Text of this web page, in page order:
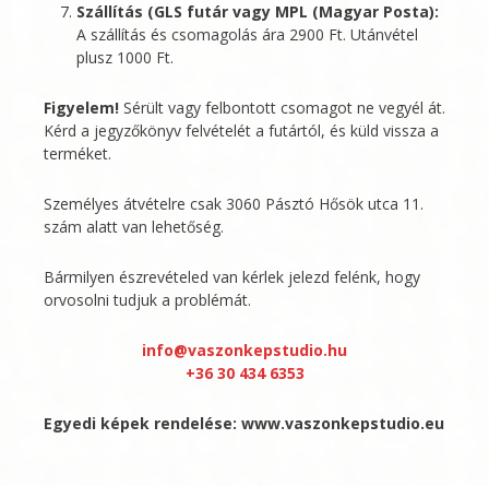
Szállítás (GLS futár vagy MPL (Magyar Posta):
A szállítás és csomagolás ára 2900 Ft. Utánvétel
plusz 1000 Ft.
Figyelem! Sérült vagy felbontott csomagot ne vegyél át.
Kérd a jegyzőkönyv felvételét a futártól, és küld vissza a
terméket.
Személyes átvételre csak 3060 Pásztó Hősök utca 11.
szám alatt van lehetőség.
Bármilyen észrevételed van kérlek jelezd felénk, hogy
orvosolni tudjuk a problémát.
info@vaszonkepstudio.hu
+36 30 434 6353
Egyedi képek rendelése: www.vaszonkepstudio.eu